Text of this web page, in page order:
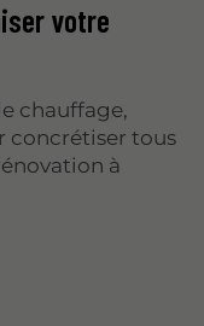
votre
chauffage,
concrétiser tous
à